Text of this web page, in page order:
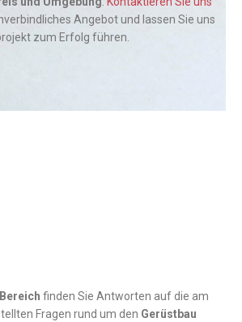
Angebot und lassen Sie uns
zum Erfolg führen.
finden Sie Antworten auf die am
Fragen rund um den Gerüstbau